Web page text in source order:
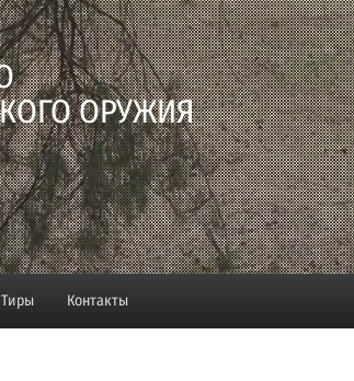
ОРУЖИЯ
Тиры Контакты